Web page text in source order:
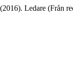
Ledare (Från